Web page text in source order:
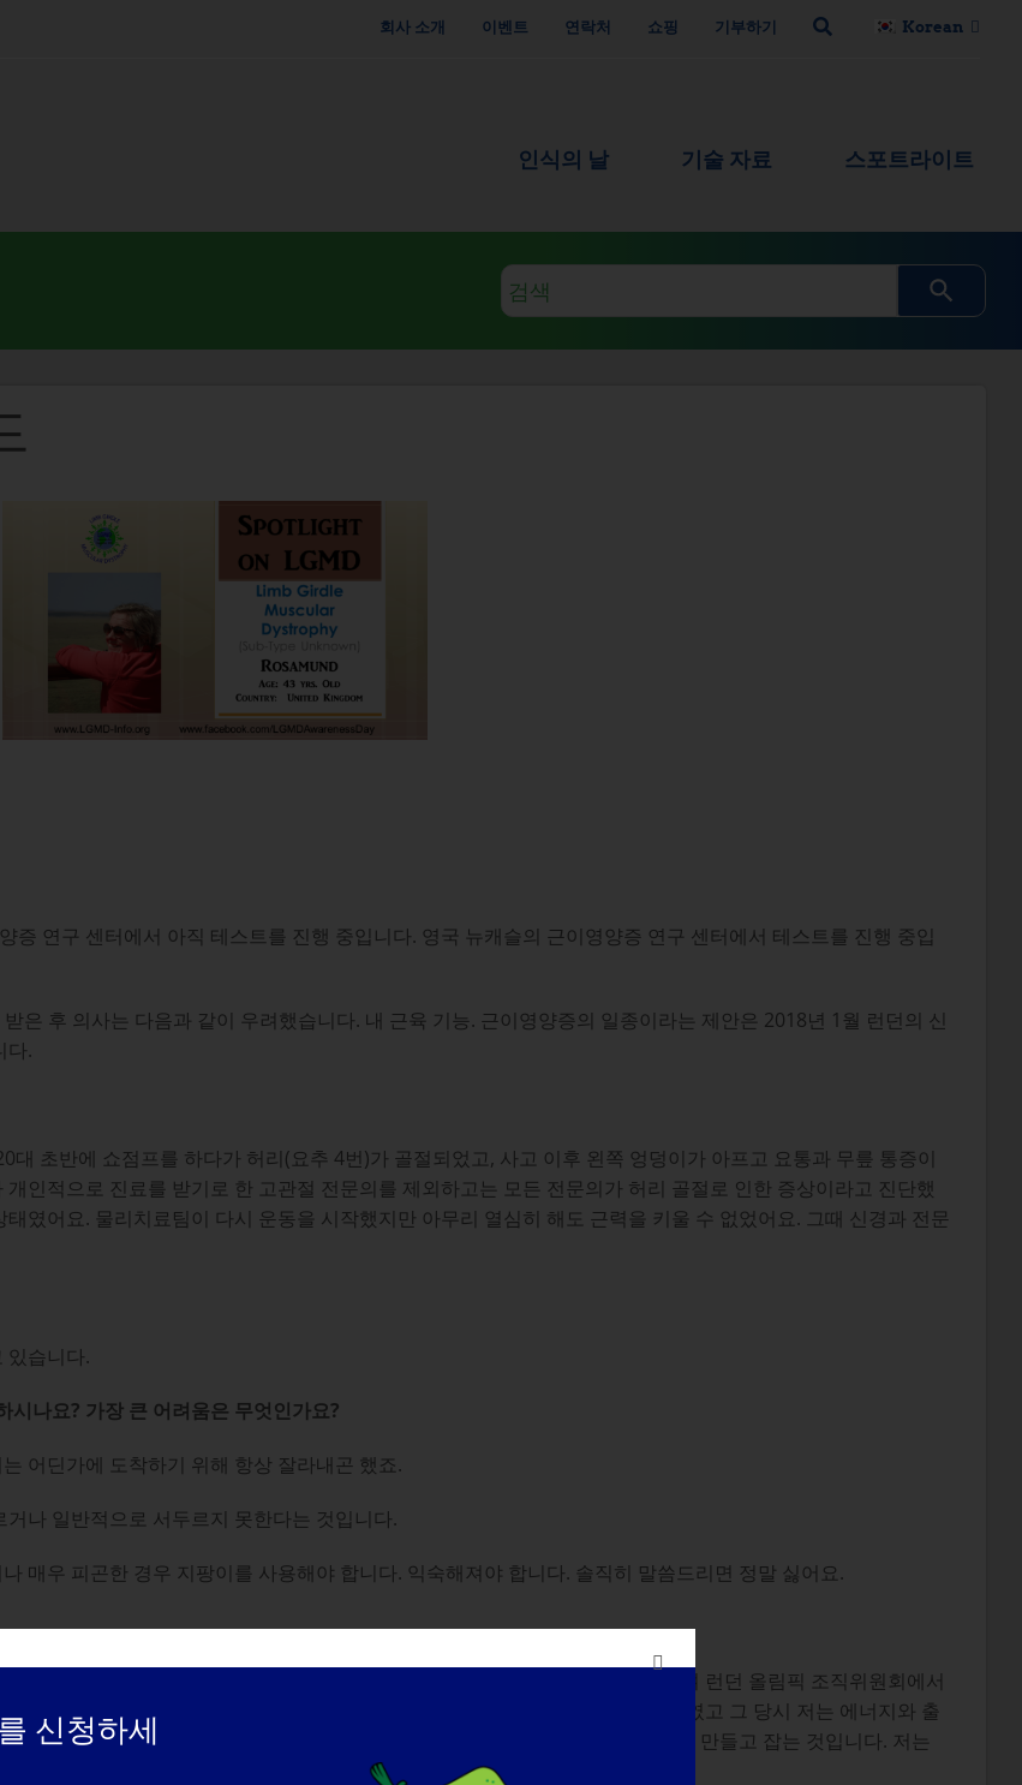
회사 소개 이벤트 연락처 쇼핑 기부하기 Korean
인식의 날 기술 자료 스포트라이트
검
색
쿼
증 연구 센터에서 아직 테스트를 진행 중입니다. 영국 뉴캐슬의 근이영양증 연구 센터에서 테스트를 진행 중입
은 후 의사는 다음과 같이 우려했습니다. 내 근육 기능. 근이영양증의 일종이라는 제안은 2018년 1월 런던의 신
다.
초반에 쇼점프를 하다가 허리(요추 4번)가 골절되었고, 사고 이후 왼쪽 엉덩이가 아프고 요통과 무릎 통증이
인적으로 진료를 받기로 한 고관절 전문의를 제외하고는 모든 전문의가 허리 골절로 인한 증상이라고 진단했
였어요. 물리치료팀이 다시 운동을 시작했지만 아무리 열심히 해도 근력을 키울 수 없었어요. 그때 신경과 전문
있습니다.
나요? 가장 큰 어려움은 무엇인가요?
어딘가에 도착하기 위해 항상 잘라내곤 했죠.
나 일반적으로 서두르지 못한다는 것입니다.
매우 피곤한 경우 지팡이를 사용해야 합니다. 익숙해져야 합니다. 솔직히 말씀드리면 정말 싫어요.
생. 여행도 하고, 우간다에서 자선단체를 위해 일하고, 다양한 스포츠를 즐겼으며 런던 올림픽 조직위원회에서
보건 및 안전 분야에서 일하고 있으며 올림픽 운동과 함께한 시간은 운동은 최고였고 그 당시 저는 에너지와 출
; 지금은 그렇게 할 수 없을 것 같아서 제 가장 큰 업적은 제 삶을 살아가며 기회를 만들고 잡는 것입니다. 저는
를 좋아해서 여전히 그 일을 하고 여전히 말을 타는 것이 저에게는 성취입니다.
신청하세